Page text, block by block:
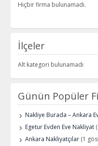
Hiçbir firma bulunamadı.
İlçeler
Alt kategori bulunamadı
Günün Popüler
Nakliye Burada – Ankara
Egetur Evden Eve Nakliyat
Ankara Nakliyatçılar (1